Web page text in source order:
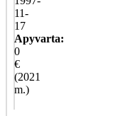
11-
17
Apyvarta:
0
€
(2021
m.)